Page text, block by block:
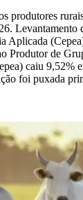
produtores
Levantamento
Aplicada
Produtor de
caiu 9,52%
foi puxada